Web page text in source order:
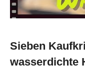
Sieben
wasserdichte